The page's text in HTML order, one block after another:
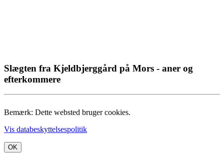
Slægten fra Kjeldbjerggård på Mors - aner og
efterkommere
Bemærk: Dette websted bruger cookies.
Vis databeskyttelsespolitik
OK